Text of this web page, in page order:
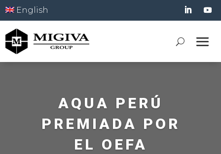
English
AQUA PERÚ
PREMIADA POR
EL OEFA